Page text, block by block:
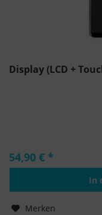
Display (LCD +
54,90 € *
In
Merken